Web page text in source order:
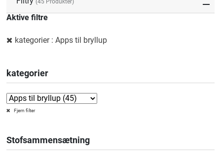
Aktive filtre
kategorier : Apps til bryllup
kategorier
Fjern filter
Stofsammensætning